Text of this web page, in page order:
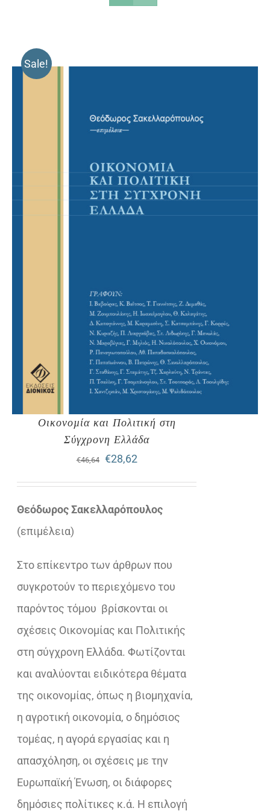
Sale!
Οικονοµία και Πολιτική στη
Σύγχρονη Ελλάδα
€46,64
Original
price
was:
€28,62Η
τρέχουσα
Θεόδωρος Σακελλαρόπουλος
(επιµέλεια)
Στο επίκεντρο των άρθρων που
συγκροτούν το περιεχόμενο του
παρόντος τόμου βρίσκονται οι
σχέσεις Οικονομίας και Πολιτικής
στη σύγχρονη Ελλάδα. Φωτίζονται
και αναλύονται ειδικότερα θέματα
της οικονομίας, όπως η βιομηχανία,
η αγροτική οικονομία, ο δημόσιος
τομέας, η αγορά εργασίας και η
απασχόληση, οι σχέσεις με την
Ευρωπαϊκή Ένωση, οι διάφορες
δημόσιες πολίτικες κ.ά. Η επιλογή